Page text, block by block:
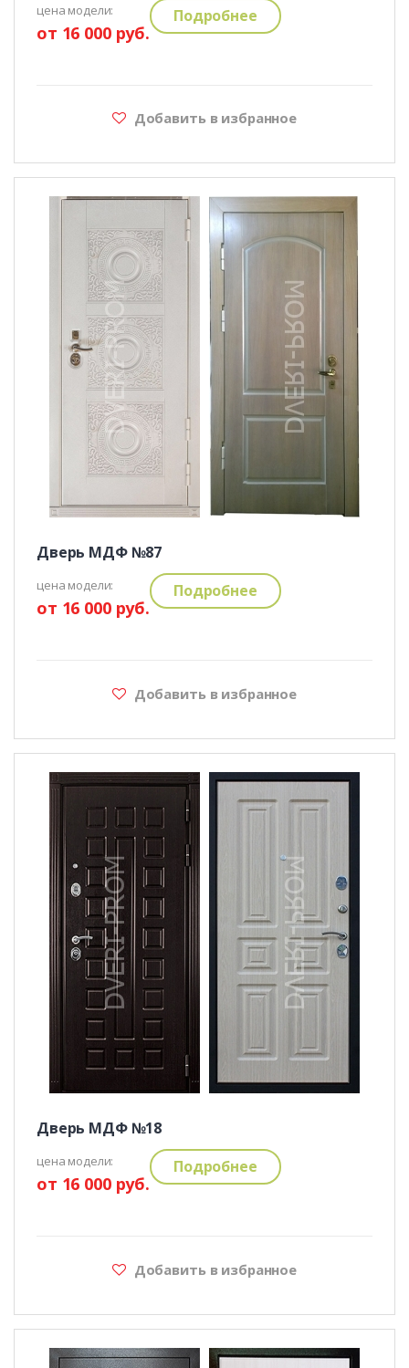
цена модели:
от 16 000 руб.
Подробнее
Добавить в избранное
Дверь МДФ №87
цена модели:
от 16 000 руб.
Подробнее
Добавить в избранное
Дверь МДФ №18
цена модели:
от 16 000 руб.
Подробнее
Добавить в избранное